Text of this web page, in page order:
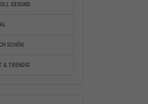
GESUND
SCHÖN
& TRENDIG